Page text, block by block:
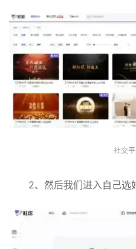
社交
2、然后我们进入自己选